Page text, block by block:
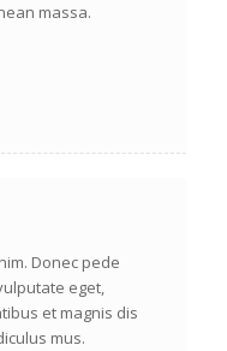
massa.
Donec pede
eget,
et magnis dis
mus.